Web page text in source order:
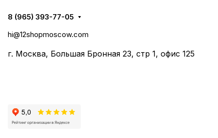
8 (965) 393-77-05
hi@12shopmoscow.com
г. Москва, Большая Бронная 23, стр 1, офис 125